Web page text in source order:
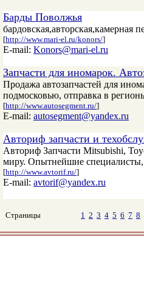
Барды Поволжья
бардовская,авторская,камерная
[http://www.mari-el.ru/konors/]
E-mail: Konors@mari-el.ru
Запчасти для иномарок.
Продажа автозапчастей для
подмосковью, отправка в
[http://www.autosegment.ru/]
E-mail: autosegment@yandex.ru
Авториф запчасти и
Авториф Запчасти Mitsubishi,
миру. Опытнейшие
[http://www.avtorif.ru/]
E-mail: avtorif@yandex.ru
Страницы 1 2 3 4 5 6 7 8